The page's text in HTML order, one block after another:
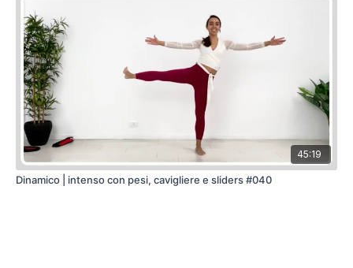
45:19
Dinamico | intenso con pesi, cavigliere e sliders #040